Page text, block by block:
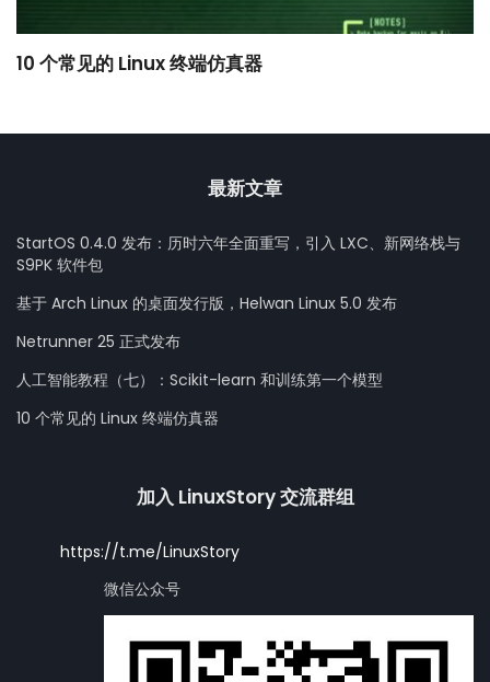
10 个常见的 Linux 终端仿真器
最新文章
StartOS 0.4.0 发布：历时六年全面重写，引入 LXC、新网络栈与
S9PK 软件包
基于 Arch Linux 的桌面发行版，Helwan Linux 5.0 发布
Netrunner 25 正式发布
人工智能教程（七）：Scikit-learn 和训练第一个模型
10 个常见的 Linux 终端仿真器
加入 LinuxStory 交流群组
https://t.me/LinuxStory
微信公众号